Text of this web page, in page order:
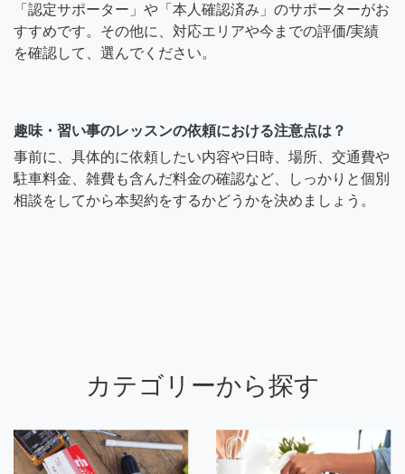
「認定サポーター」や「本人確認済み」のサポーターがお
すすめです。その他に、対応エリアや今までの評価/実績
を確認して、選んでください。
趣味・習い事のレッスンの依頼における注意点は？
事前に、具体的に依頼したい内容や日時、場所、交通費や
駐車料金、雑費も含んだ料金の確認など、しっかりと個別
相談をしてから本契約をするかどうかを決めましょう。
カテゴリーから探す